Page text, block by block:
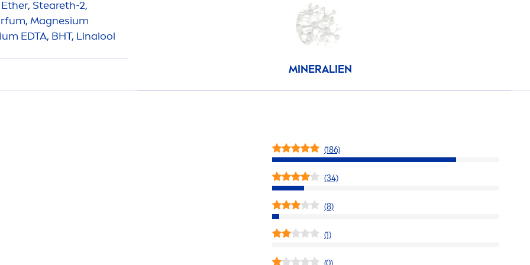
Steareth-2,
Magnesium
EDTA, BHT, Linalool
MINERALIEN
(186)
(34)
(8)
(1)